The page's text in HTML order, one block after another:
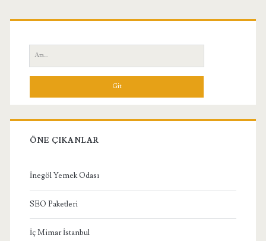
Birincil
Yan
Menü
Ara:
ÖNE ÇIKANLAR
İnegöl Yemek Odası
SEO Paketleri
İç Mimar İstanbul